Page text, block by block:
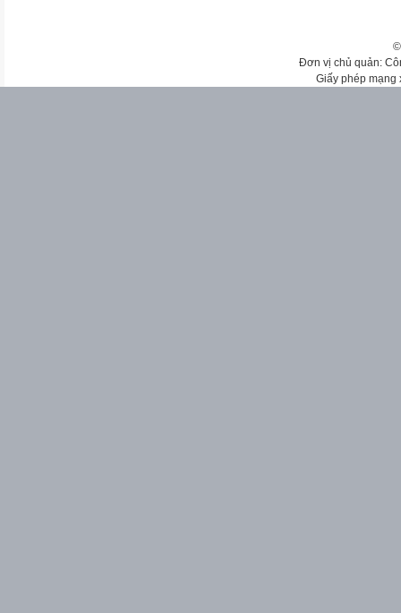
Đơn vị chủ quản:
Giấy phép mạng